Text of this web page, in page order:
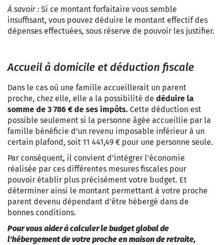
À savoir : Si ce montant forfaitaire vous semble
insuffisant, vous pouvez déduire le montant effectif des
dépenses effectuées, sous réserve de pouvoir les justifier.
Accueil à domicileet déduction fiscale
Dans le cas où une famille accueillerait un parent
proche, chez elle, elle a la possibilité de déduire la
somme de 3 786 € de ses impôts. Cette déduction est
possible seulement si la personne âgée accueillie par la
famille bénéficie d’un revenu imposable inférieur à un
certain plafond, soit 11 441,49 € pour une personne seule.
Par conséquent, il convient d'intégrer l'économie
réalisée par ces différentes mesures fiscales pour
pouvoir établir plus précisément votre budget. Et
déterminer ainsi le montant permettant à votre proche
parent devenu dépendant d'être hébergé dans de
bonnes conditions.
Pour vous aider à calculer le budget global de
l'hébergement de votre proche en maison de retraite,